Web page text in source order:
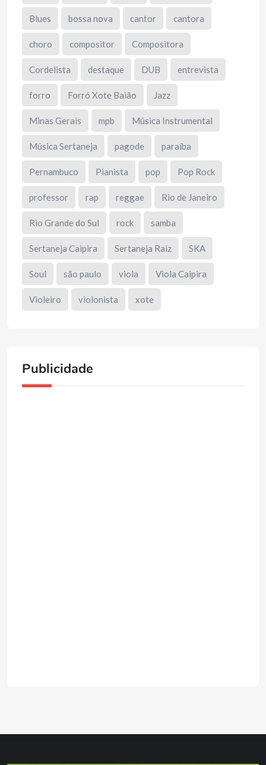
Blues bossa nova cantor cantora
choro compositor Compositora
Cordelista destaque DUB entrevista
forro Forró Xote Baião Jazz
Minas Gerais mpb Música Instrumental
Música Sertaneja pagode paraíba
Pernambuco Pianista pop Pop Rock
professor rap reggae Rio de Janeiro
Rio Grande do Sul rock samba
Sertaneja Caipira Sertaneja Raiz SKA
Soul são paulo viola Viola Caipira
Violeiro violonista xote
Publicidade